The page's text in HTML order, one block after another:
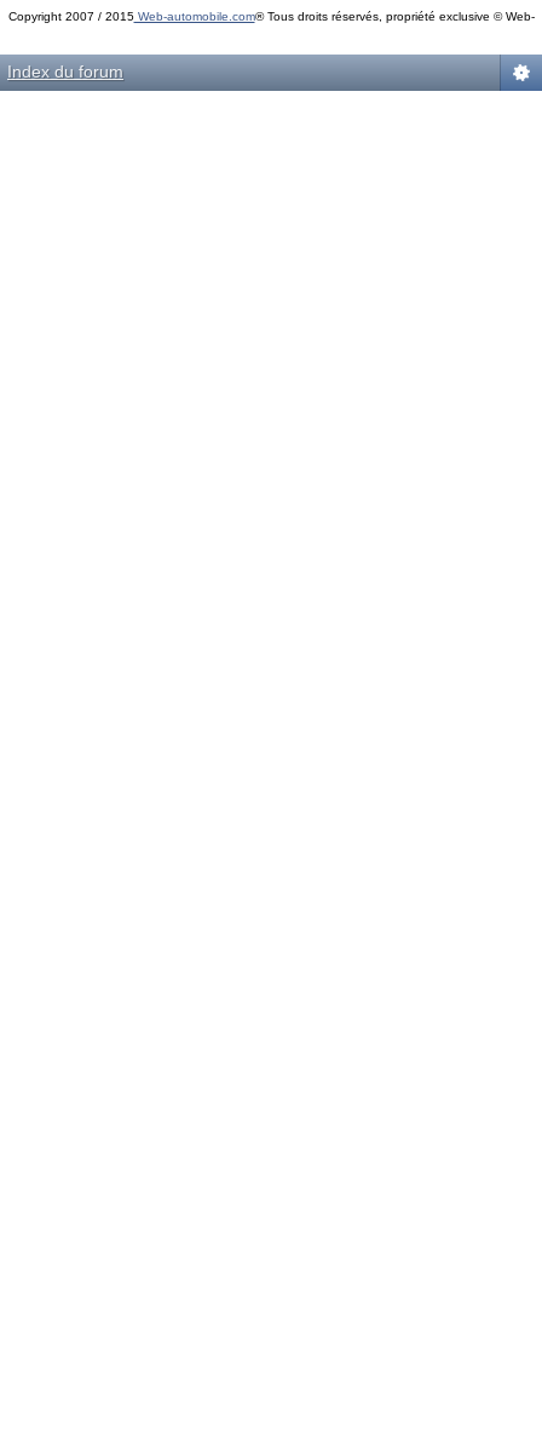
Copyright 2007 / 2015Web-automobile.com® Tous droits réservés, propriété exclusive © Web-
Index du forum